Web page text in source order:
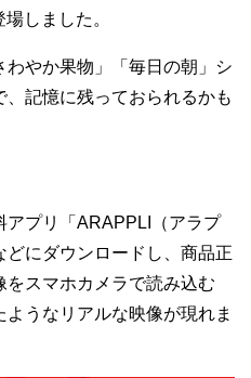
しました。
やか果物」「毎日の朝」シ
記憶に残っておられるかも
アプリ「ARAPPLI（アラプ
どにダウンロードし、商品正
スマホカメラで読み込む
うなリアルな映像が現れま